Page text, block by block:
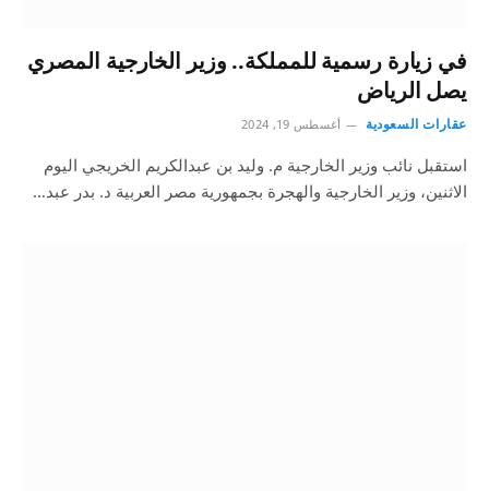
في زيارة رسمية للمملكة.. وزير الخارجية المصري
يصل الرياض
عقارات السعودية أغسطس 19, 2024
استقبل نائب وزير الخارجية م. وليد بن عبدالكريم الخريجي اليوم
الاثنين، وزير الخارجية والهجرة بجمهورية مصر العربية د. بدر عبد…